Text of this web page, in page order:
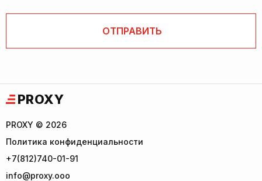
PROXY
PROXY © 2026
Политика конфиденциальности
+7(812)740-01-91
info@proxy.ooo